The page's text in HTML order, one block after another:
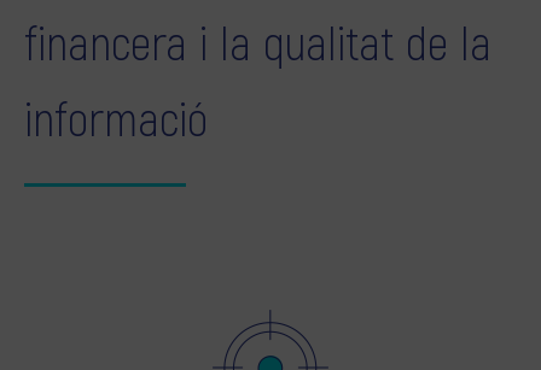
financera i la qualitat de la
informació